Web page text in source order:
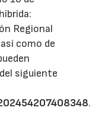
Regional
como de
siguiente
.